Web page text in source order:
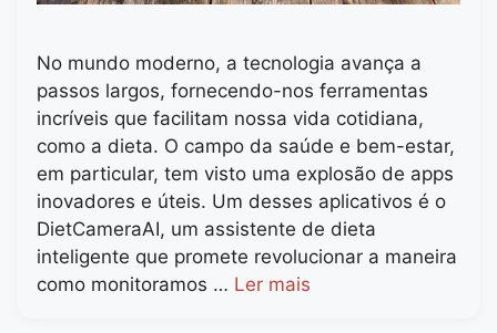
No mundo moderno, a tecnologia avança a
passos largos, fornecendo-nos ferramentas
incríveis que facilitam nossa vida cotidiana,
como a dieta. O campo da saúde e bem-estar,
em particular, tem visto uma explosão de apps
inovadores e úteis. Um desses aplicativos é o
DietCameraAI, um assistente de dieta
inteligente que promete revolucionar a maneira
como monitoramos … Ler mais